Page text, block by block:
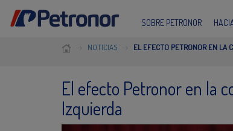
SOBRE PETRONOR
NOTICIAS EL EFECTO PETRONOR EN LA
El efecto Petronor en la
Izquierda